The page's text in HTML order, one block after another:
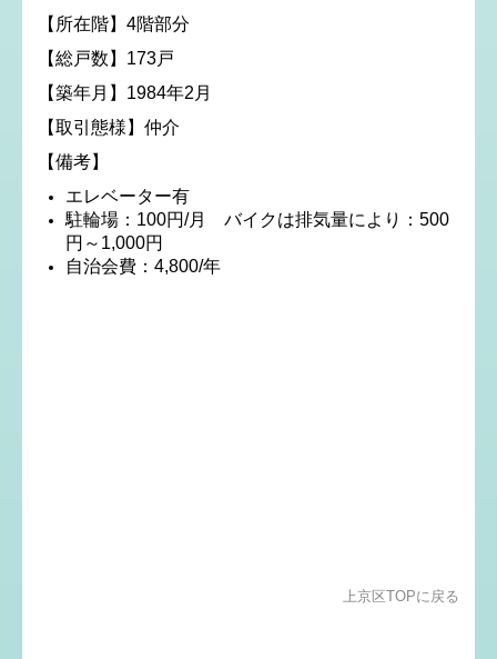
【所在階】4階部分
【総戸数】173戸
【築年月】1984年2月
【取引態様】仲介
【備考】
エレベーター有
駐輪場：100円/月 バイクは排気量により：500
円～1,000円
自治会費：4,800/年
上京区TOPに戻る